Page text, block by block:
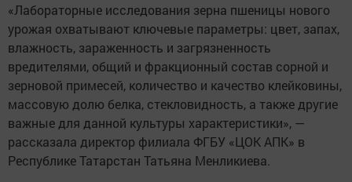
«Лабораторные исследования зерна пшеницы нового
урожая охватывают ключевые параметры: цвет, запах,
влажность, зараженность и загрязненность
вредителями, общий и фракционный состав сорной и
зерновой примесей, количество и качество клейковины,
массовую долю белка, стекловидность, а также другие
важные для данной культуры характеристики», —
рассказала директор филиала ФГБУ «ЦОК АПК» в
Республике Татарстан Татьяна Менликиева.